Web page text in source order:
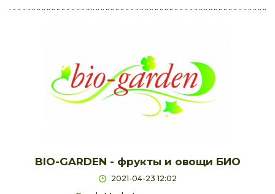
BIO-GARDEN - фрукты и овощи БИО
2021-04-23 12:02